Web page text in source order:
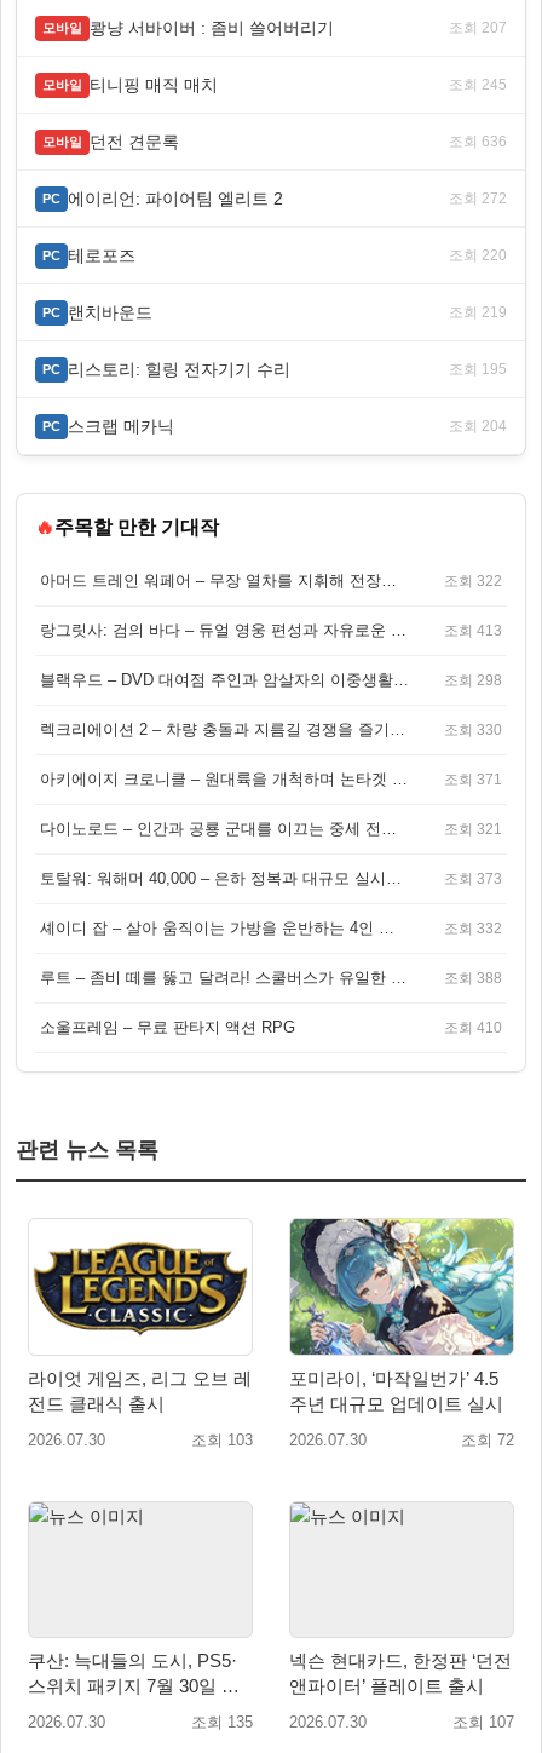
모바일 쾅냥 서바이버 : 좀비 쓸어버리기 조회 207
모바일 티니핑 매직 매치 조회 245
모바일 던전 견문록 조회 636
PC 에이리언: 파이어팀 엘리트 2 조회 272
PC 테로포즈 조회 220
PC 랜치바운드 조회 219
PC 리스토리: 힐링 전자기기 수리 조회 195
PC 스크랩 메카닉 조회 204
🔥주목할 만한 기대작
아머드 트레인 워페어 – 무장 열차를 지휘해 전장을 돌파하는 생존 전투 게임 조회 322
랑그릿사: 검의 바다 – 듀얼 영웅 편성과 자유로운 탐험을 결합한 판타지 전략 RPG 조회 413
블랙우드 – DVD 대여점 주인과 암살자의 이중생활을 그린 3인칭 액션 스릴러 게임 조회 298
렉크리에이션 2 – 차량 충돌과 지름길 경쟁을 즐기는 오픈월드 아케이드 레이싱 게임 조회 330
아키에이지 크로니클 – 원대륙을 개척하며 논타겟 전투를 즐기는 오픈월드 MMORPG 조회 371
다이노로드 – 인간과 공룡 군대를 이끄는 중세 전략 액션 RPG 조회 321
토탈워: 워해머 40,000 – 은하 정복과 대규모 실시간 전투가 결합된 전략 게임! 조회 373
셰이디 잡 – 살아 움직이는 가방을 운반하는 4인 협동 물리 어드벤처 게임 조회 332
루트 – 좀비 떼를 뚫고 달려라! 스쿨버스가 유일한 집이 되는 4인 협동 생존 게임 조회 388
소울프레임 – 무료 판타지 액션 RPG 조회 410
관련 뉴스 목록
라이엇 게임즈, 리그 오브 레
전드 클래식 출시
2026.07.30 조회 103
포미라이, ‘마작일번가’ 4.5
주년 대규모 업데이트 실시
2026.07.30 조회 72
쿠산: 늑대들의 도시, PS5·
스위치 패키지 7월 30일 국
내 정식 출시
2026.07.30 조회 135
넥슨 현대카드, 한정판 ‘던전
앤파이터’ 플레이트 출시
2026.07.30 조회 107